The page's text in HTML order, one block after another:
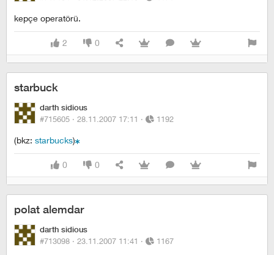
kepçe operatörü.
2 0
starbuck
darth sidious
#715605 · 28.11.2007 17:11 · 1192
(bkz: starbucks)
0 0
polat alemdar
darth sidious
#713098 · 23.11.2007 11:41 · 1167